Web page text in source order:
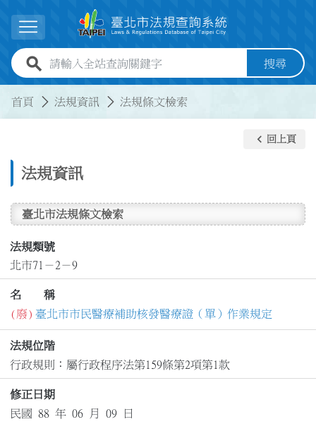
展開選單
全站查詢關鍵字欄位 搜尋
首頁 法規資訊 法規條文檢索
法規資訊
keyboard_arrow_left 回上頁
臺北市法規條文檢索
法規類號
北市71－2－9
名 稱
(廢) 臺北市市民醫療補助核發醫療證（單）作業規定
法規位階
行政規則：屬行政程序法第159條第2項第1款
修正日期
民國 88 年 06 月 09 日